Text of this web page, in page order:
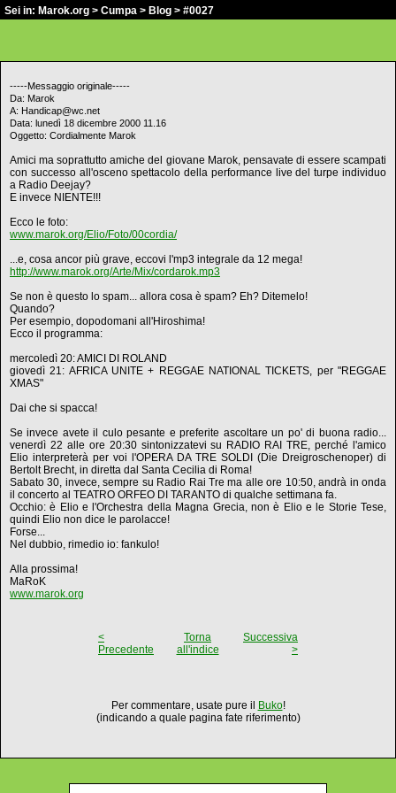
Sei in: Marok.org > Cumpa > Blog > #0027
-----Messaggio originale-----
Da: Marok
A: Handicap@wc.net
Data: lunedì 18 dicembre 2000 11.16
Oggetto: Cordialmente Marok
Amici ma soprattutto amiche del giovane Marok, pensavate di essere scampati
con successo all'osceno spettacolo della performance live del turpe individuo
a Radio Deejay?
E invece NIENTE!!!
Ecco le foto:
www.marok.org/Elio/Foto/00cordia/
...e, cosa ancor più grave, eccovi l'mp3 integrale da 12 mega!
http://www.marok.org/Arte/Mix/cordarok.mp3
Se non è questo lo spam... allora cosa è spam? Eh? Ditemelo!
Quando?
Per esempio, dopodomani all'Hiroshima!
Ecco il programma:
mercoledì 20: AMICI DI ROLAND
giovedì 21: AFRICA UNITE + REGGAE NATIONAL TICKETS, per "REGGAE
XMAS"
Dai che si spacca!
Se invece avete il culo pesante e preferite ascoltare un po' di buona radio...
venerdì 22 alle ore 20:30 sintonizzatevi su RADIO RAI TRE, perché l'amico
Elio interpreterà per voi l'OPERA DA TRE SOLDI (Die Dreigroschenoper) di
Bertolt Brecht, in diretta dal Santa Cecilia di Roma!
Sabato 30, invece, sempre su Radio Rai Tre ma alle ore 10:50, andrà in onda
il concerto al TEATRO ORFEO DI TARANTO di qualche settimana fa.
Occhio: è Elio e l'Orchestra della Magna Grecia, non è Elio e le Storie Tese,
quindi Elio non dice le parolacce!
Forse...
Nel dubbio, rimedio io: fankulo!
Alla prossima!
MaRoK
www.marok.org
<
Precedente
Torna
all'indice
Successiva
>
Per commentare, usate pure il Buko!
(indicando a quale pagina fate riferimento)